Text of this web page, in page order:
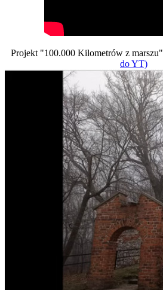
Projekt "100.000 Kilometrów z marszu"
do YT)